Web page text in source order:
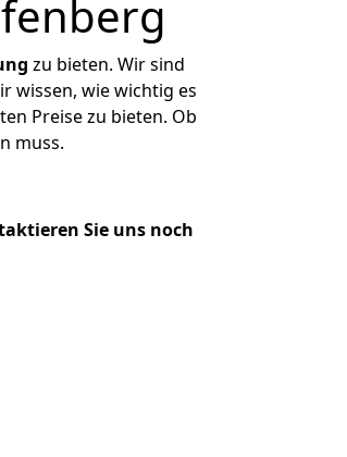
zu bieten. Wir sind
wissen, wie wichtig es
Preise zu bieten. Ob
muss.
Sie uns noch